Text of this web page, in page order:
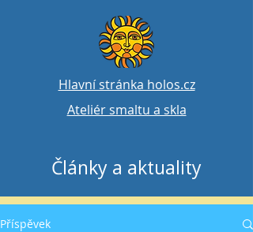
Hlavní stránka holos.cz
Ateliér smaltu a skla
Články a aktuality
Příspěvek